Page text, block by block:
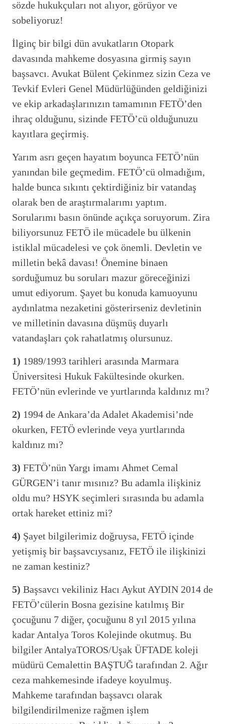
sözde hukukçuları not alıyor, görüyor ve
sobeliyoruz!
İlginç bir bilgi dün avukatların Otopark
davasında mahkeme dosyasına girmiş sayın
başsavcı. Avukat Bülent Çekinmez sizin Ceza ve
Tevkif Evleri Genel Müdürlüğünden geldiğinizi
ve ekip arkadaşlarınızın tamamının FETÖ’den
ihraç olduğunu, sizinde FETÖ’cü olduğunuzu
kayıtlara geçirmiş.
Yarım asrı geçen hayatım boyunca FETÖ’nün
yanından bile geçmedim. FETÖ’cü olmadığım,
halde bunca sıkıntı çektirdiğiniz bir vatandaş
olarak ben de araştırmalarımı yaptım.
Sorularımı basın önünde açıkça soruyorum. Zira
biliyorsunuz FETÖ ile mücadele bu ülkenin
istiklal mücadelesi ve çok önemli. Devletin ve
milletin bekâ davası! Önemine binaen
sorduğumuz bu soruları mazur göreceğinizi
umut ediyorum. Şayet bu konuda kamuoyunu
aydınlatma nezaketini gösterirseniz devletinin
ve milletinin davasına düşmüş duyarlı
vatandaşları çok rahatlatmış olursunuz.
1) 1989/1993 tarihleri arasında Marmara
Üniversitesi Hukuk Fakültesinde okurken.
FETÖ’nün evlerinde ve yurtlarında kaldınız mı?
2) 1994 de Ankara’da Adalet Akademisi’nde
okurken, FETÖ evlerinde veya yurtlarında
kaldınız mı?
3) FETÖ’nün Yargı imamı Ahmet Cemal
GÜRGEN’i tanır mısınız? Bu adamla ilişkiniz
oldu mu? HSYK seçimleri sırasında bu adamla
ortak hareket ettiniz mi?
4) Şayet bilgilerimiz doğruysa, FETÖ içinde
yetişmiş bir başsavcıysanız, FETÖ ile ilişkinizi
ne zaman kestiniz?
5) Başsavcı vekiliniz Hacı Aykut AYDIN 2014 de
FETÖ’cülerin Bosna gezisine katılmış Bir
çocuğunu 7 diğer, çocuğunu 8 yıl 2015 yılına
kadar Antalya Toros Kolejinde okutmuş. Bu
bilgiler AntalyaTOROS/Uşak ÜFTADE koleji
müdürü Cemalettin BAŞTUĞ tarafından 2. Ağır
ceza mahkemesinde ifadeye koyulmuş.
Mahkeme tarafından başsavcı olarak
bilgilendirilmenize rağmen işlem